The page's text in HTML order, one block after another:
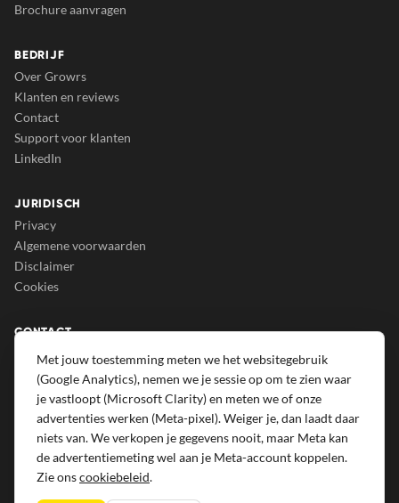
Brochure aanvragen
BEDRIJF
Over Growrs
Klanten en reviews
Contact
Support voor klanten
LinkedIn
JURIDISCH
Privacy
Algemene voorwaarden
Disclaimer
Cookies
CONTACT
Growrs B.V.
Eindsestraat 129A
5105 NA Dongen
013 207 69 50
info@growrs.nl
Met jouw toestemming meten we het websitegebruik
(Google Analytics), nemen we je sessie op om te zien waar
je vastloopt (Microsoft Clarity) en meten we of onze
advertenties werken (Meta-pixel). Weiger je, dan laadt daar
niets van. We verkopen je gegevens nooit, maar Meta kan
de advertentiemeting wel aan je Meta-account koppelen.
Zie onscookiebeleid.